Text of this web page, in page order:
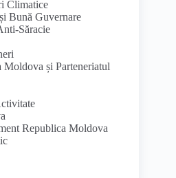
Climatice
Bună Guvernare
Săracie
Moldova și Parteneriatul
Republica Moldova